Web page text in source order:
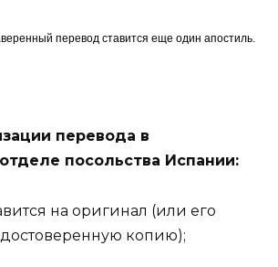
перевод ставится еще один апостиль.
перевода в
посольства Испании:
на оригинал (или его
копию);